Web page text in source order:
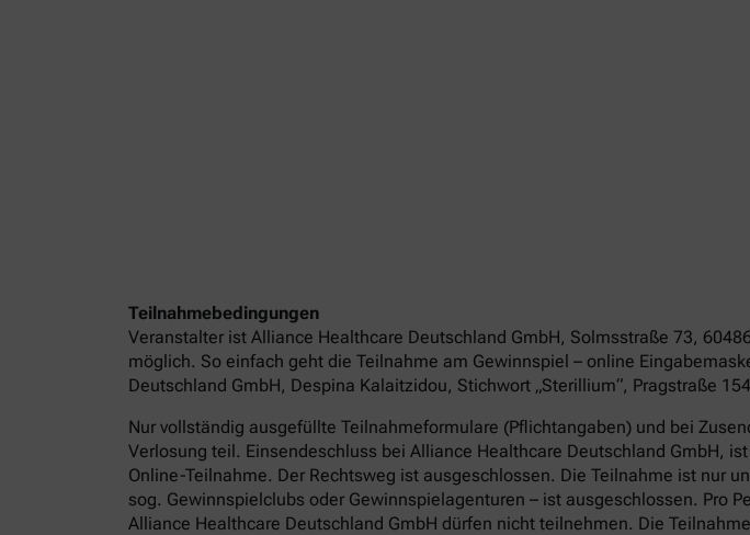
Teilnahmebedingungen
Veranstalter ist Alliance Healthcare Deutschland GmbH, Solmsstraße 73,
möglich. So einfach geht die Teilnahme am Gewinnspiel – online
Deutschland GmbH, Despina Kalaitzidou, Stichwort „Sterillium“, Pragstraße
Nur vollständig ausgefüllte Teilnahmeformulare (Pflichtangaben) und bei
Verlosung teil. Einsendeschluss bei Alliance Healthcare Deutschland GmbH,
Online-Teilnahme. Der Rechtsweg ist ausgeschlossen. Die Teilnahme ist nur
sog. Gewinnspielclubs oder Gewinnspielagenturen – ist ausgeschlossen. Pro
Alliance Healthcare Deutschland GmbH dürfen nicht teilnehmen. Die